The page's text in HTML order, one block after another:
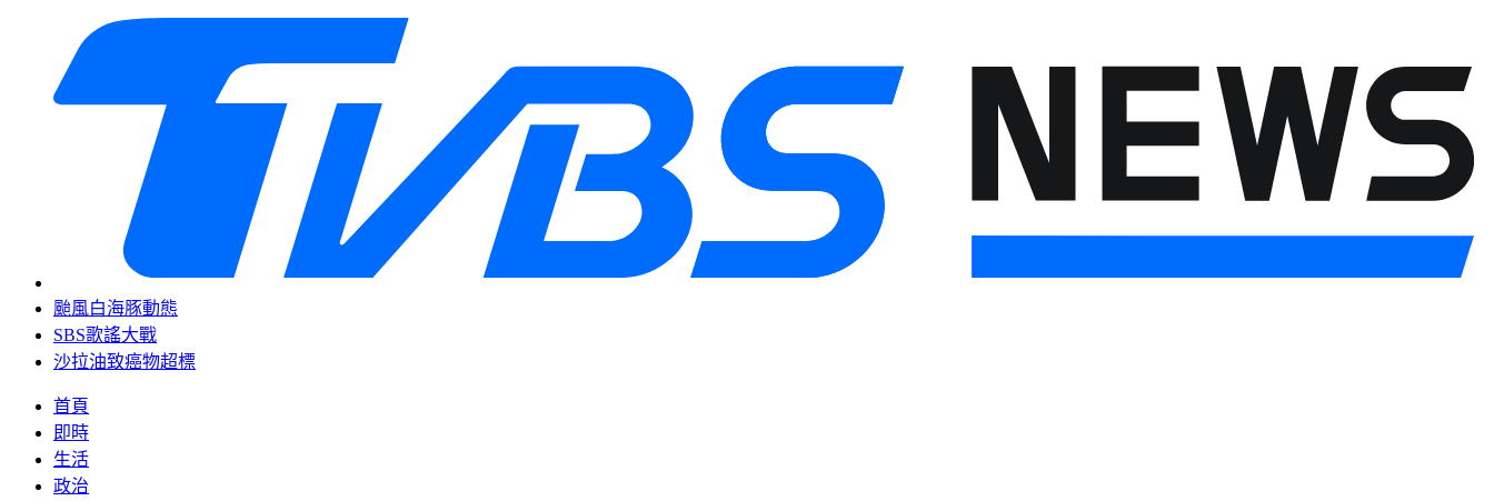
颱風白海豚動態
SBS歌謠大戰
沙拉油致癌物超標
首頁
即時
生活
政治